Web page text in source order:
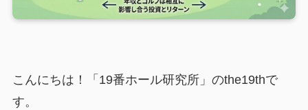
こんにちは！「19番ホール研究所」のthe19thで
す。